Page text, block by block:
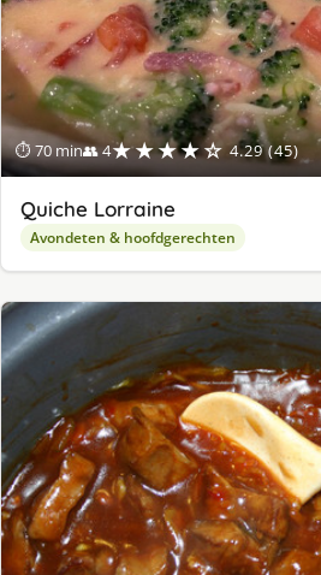
⏱ 70 min👥 4★★★★☆ 4.29 (45)
Quiche Lorraine
Avondeten & hoofdgerechten